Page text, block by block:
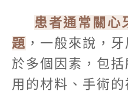
患者通常關心
題 ，一般來說，
於多個因素，包
用的材料、手術